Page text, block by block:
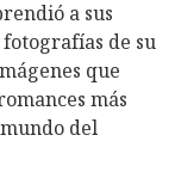
a sus
de su
que
más
del